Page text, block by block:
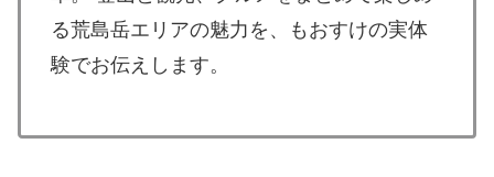
る荒島岳エリアの魅力を、もおすけの実体
験でお伝えします。